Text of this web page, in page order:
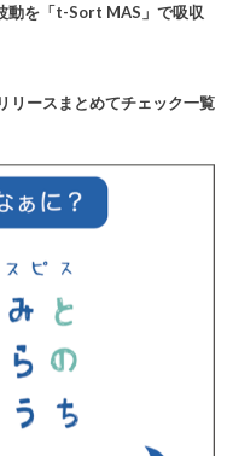
動を「t-Sort MAS」で吸収
リースまとめてチェック一覧